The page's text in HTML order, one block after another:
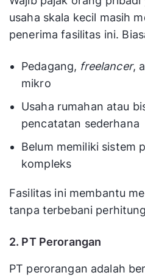
usaha skala kecil masih
penerima fasilitas ini.
Pedagang, freelancer,
mikro
Usaha rumahan atau
pencatatan sederhana
Belum memiliki sistem
kompleks
Fasilitas ini membantu
tanpa terbebani
2. PT Perorangan
PT perorangan adalah